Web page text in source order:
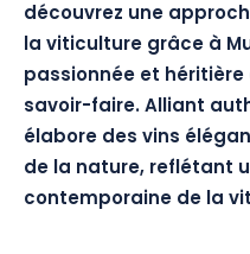
découvrez une
la viticulture grâce à
passionnée et
savoir-faire. Alliant
élabore des vins
de la nature, reflétant
contemporaine de la